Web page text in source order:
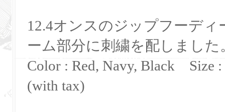
12.4オンスのジップフーデ
ーム部分に刺繍を配しました
Color : Red, Navy, Black Size
(with tax)